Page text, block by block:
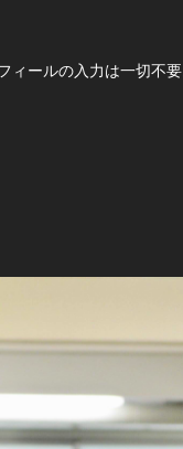
ールの入力は一切不